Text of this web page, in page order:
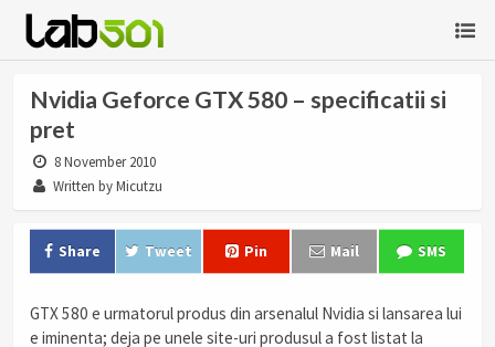
Nvidia Geforce GTX 580 – specificatii si
pret
8 November 2010
Written by Micutzu
Share Tweet Pin Mail SMS
GTX 580 e urmatorul produs din arsenalul Nvidia si lansarea lui
e iminenta; deja pe unele site-uri produsul a fost listat la